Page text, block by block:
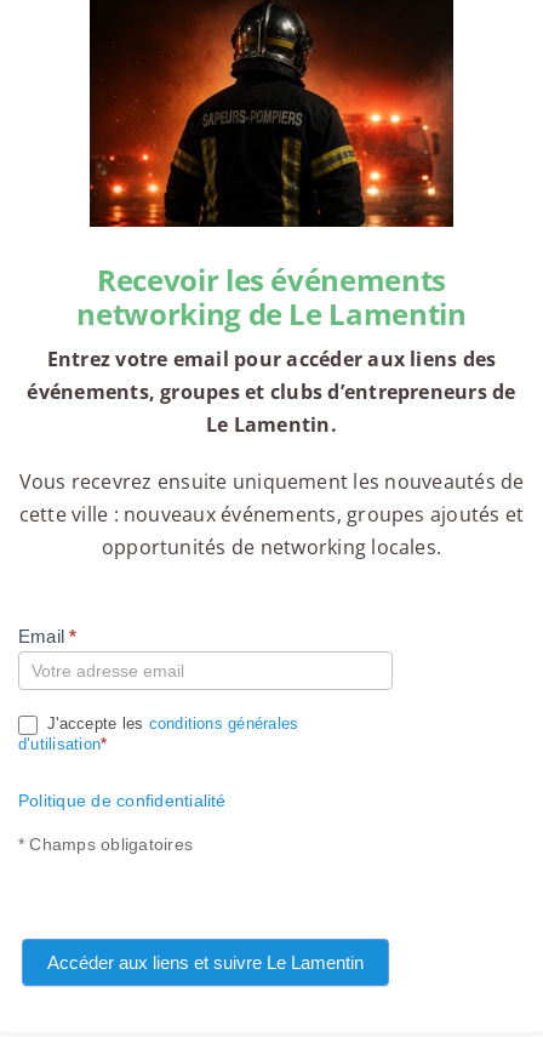
Recevoir les événements
networking de Le Lamentin
Entrez votre email pour accéder aux liens des
événements, groupes et clubs d’entrepreneurs de
Le Lamentin.
Vous recevrez ensuite uniquement les nouveautés de
cette ville : nouveaux événements, groupes ajoutés et
opportunités de networking locales.
Compte
Email*
J'accepte les conditions générales
d’utilisation*
Politique de confidentialité
* Champs obligatoires
Accéder aux liens et suivre Le Lamentin